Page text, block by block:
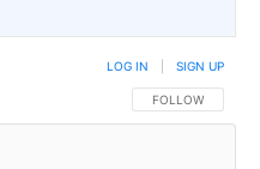
FOLLOW THIS
FOLLOW
LOG IN SIGN UP